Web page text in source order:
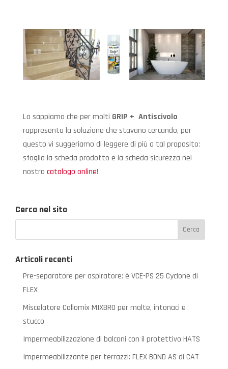
Lo sappiamo che per molti GRIP + Antiscivolo
rappresenta la soluzione che stavano cercando, per
questo vi suggeriamo di leggere di più a tal proposito:
sfoglia la scheda prodotto e la scheda sicurezza nel
nostro catalogo online!
Cerca nel sito
Articoli recenti
Pre-separatore per aspiratore: è VCE-PS 25 Cyclone di
FLEX
Miscelatore Collomix MIXBRO per malte, intonaci e
stucco
Impermeabilizzazione di balconi con il protettivo HATS
Impermeabilizzante per terrazzi: FLEX BOND AS di CAT